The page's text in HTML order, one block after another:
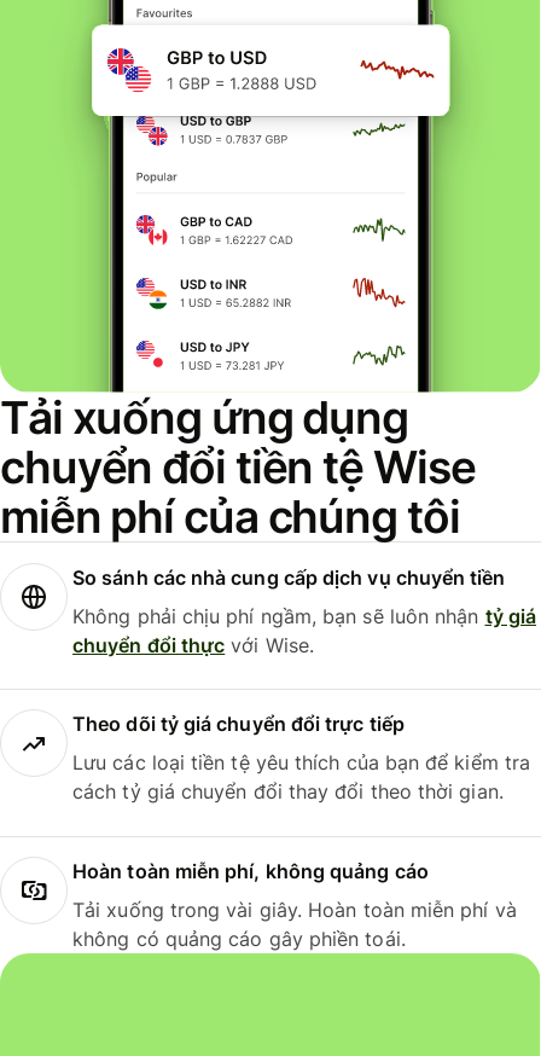
Tải xuống ứng dụng
chuyển đổi tiền tệ Wise
miễn phí của chúng tôi
So sánh các nhà cung cấp dịch vụ chuyển tiền
Không phải chịu phí ngầm, bạn sẽ luôn nhận tỷ giá
chuyển đổi thực với Wise.
Theo dõi tỷ giá chuyển đổi trực tiếp
Lưu các loại tiền tệ yêu thích của bạn để kiểm tra
cách tỷ giá chuyển đổi thay đổi theo thời gian.
Hoàn toàn miễn phí, không quảng cáo
Tải xuống trong vài giây. Hoàn toàn miễn phí và
không có quảng cáo gây phiền toái.